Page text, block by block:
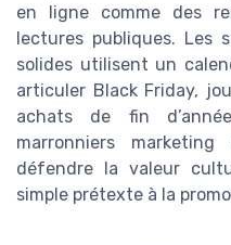
en ligne comme des
lectures publiques. Les
solides utilisent un
articuler Black Friday,
achats de fin
marronniers
défendre la valeur
simple prétexte à la